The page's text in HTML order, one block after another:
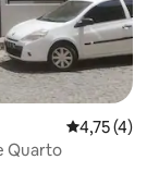
Prosječna
4,75 (4)
Quarto